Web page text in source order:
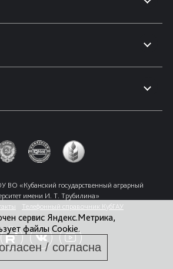
«Кубанский государственный аграрный
имени И. Т. Трубилина»
Телефонный справочник КубГАУ
сервис Яндекс.Метрика,
файлы Cookie.
/ согласна